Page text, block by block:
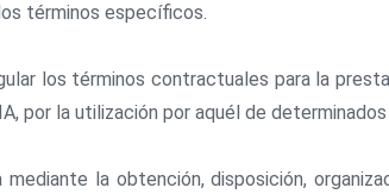
términos específicos.
los términos contractuales para la
por la utilización por aquél de determinados
la obtención, disposición,